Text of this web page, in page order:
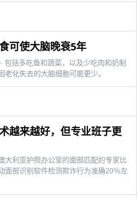
可使大脑晚衰5年
包括多吃鱼和蔬菜，以及少吃肉和奶制
老化失去的大脑细胞可能更少。
越来越好，但专业班子更
大利亚护照办公室的面部匹配的专家比
面部识别软件检测欺诈行为准确20％左